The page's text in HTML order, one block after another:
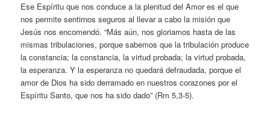
Ese Espíritu que nos conduce a la plenitud del Amor es el que
nos permite sentirnos seguros al llevar a cabo la misión que
Jesús nos encomendó. “Más aún, nos gloriamos hasta de las
mismas tribulaciones, porque sabemos que la tribulación produce
la constancia; la constancia, la virtud probada; la virtud probada,
la esperanza. Y la esperanza no quedará defraudada, porque el
amor de Dios ha sido derramado en nuestros corazones por el
Espíritu Santo, que nos ha sido dado” (Rm 5,3-5).